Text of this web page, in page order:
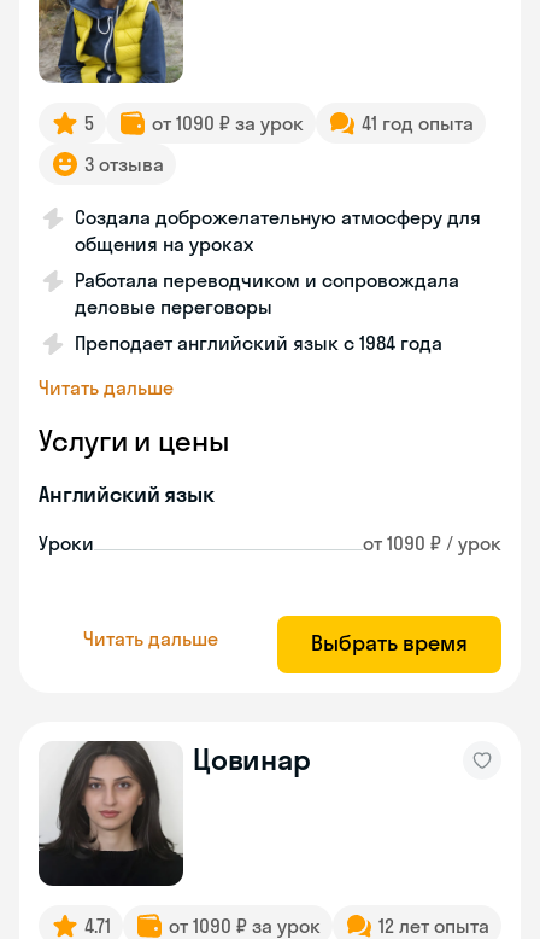
5 от 1090 ₽ за урок
41 год опыта
3 отзыва
Создала доброжелательную атмосферу для
общения на уроках
Работала переводчиком и сопровождала
деловые переговоры
Преподает английский язык с 1984 года
Читать дальше
Услуги и цены
Английский язык
Уроки от 1090 ₽ / урок
Читать дальше Выбрать время
Цовинар
4.71 от 1090 ₽ за урок
12 лет опыта